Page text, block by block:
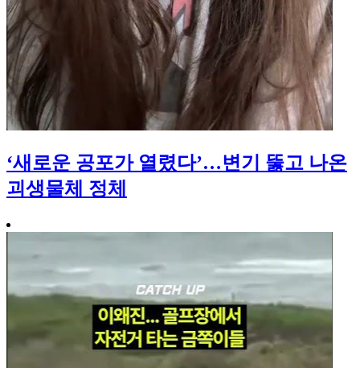
‘새로운 공포가 열렸다’…변기 뚫고 나온
괴생물체 정체